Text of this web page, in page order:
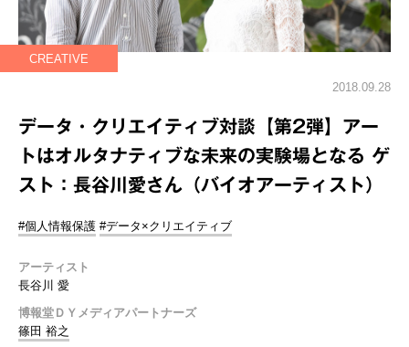
CREATIVE
2018.09.28
データ・クリエイティブ対談【第2弾】アー
トはオルタナティブな未来の実験場となる ゲ
スト：長谷川愛さん（バイオアーティスト）
#個人情報保護 #データ×クリエイティブ
アーティスト
長谷川 愛
博報堂ＤＹメディアパートナーズ
篠田 裕之